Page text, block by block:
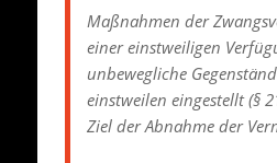
Maßnahmen der
einer einstweiligen
unbewegliche
einstweilen eingestellt (§
Ziel der Abnahme der